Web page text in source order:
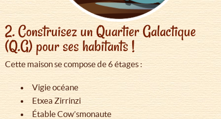
2. Construisez un Quartier Galactique
(Q.G) pour ses habitants !
Cette maison se compose de 6 étages :
Vigie océane
Etxea Zirrinzi
Étable Cow’smonaute